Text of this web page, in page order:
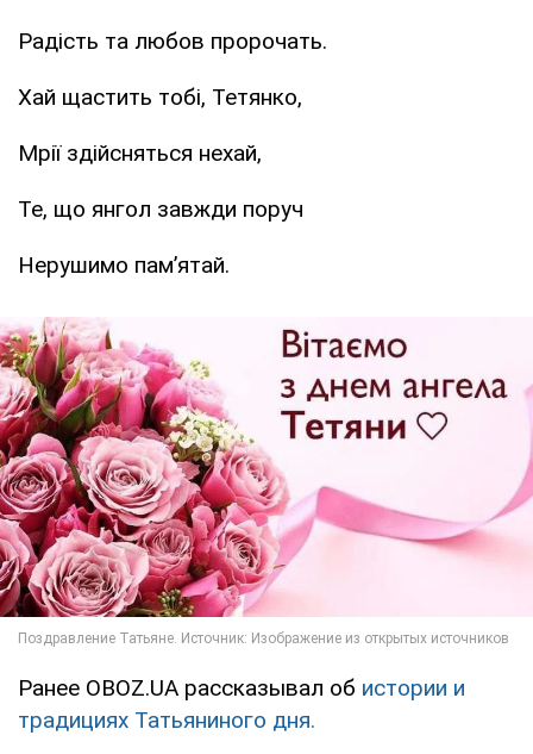
Радість та любов пророчать.
Хай щастить тобі, Тетянко,
Мрії здійсняться нехай,
Те, що янгол завжди поруч
Нерушимо пам’ятай.
Ранее OBOZ.UA рассказывал об истории и
традициях Татьяниного дня.